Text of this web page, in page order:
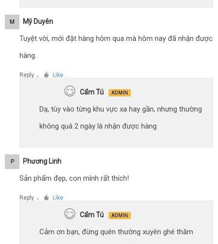
M Mỹ Duyên
Tuyệt vời, mới đặt hàng hôm qua mà hôm nay đã nhận được
hàng.
Reply ● Like
Cẩm Tú ADMIN
Dạ, tùy vào từng khu vực xa hay gần, nhưng thường
không quá 2 ngày là nhận được hàng
P Phương Linh
Sản phẩm đẹp, con mình rất thích!
Reply ● Like
Cẩm Tú ADMIN
Cảm ơn bạn, đừng quên thường xuyên ghé thăm